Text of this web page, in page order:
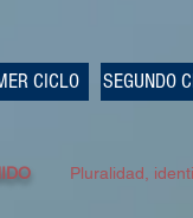
CICLO SEGUNDO
Pluralidad,